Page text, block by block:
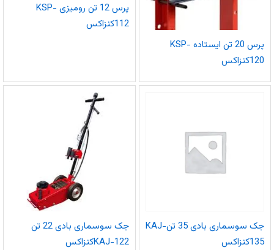
پرس 20 تن ایستاده KSP-
120کنزاکس
پرس 12 تن رومیزی KSP-
112کنزاکس
جک سوسماری بادی 35 تنKAJ-
135کنزاکس
جک سوسماری بادی 22 تن
KAJ-122کنزاکس